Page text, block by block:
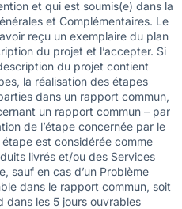
et qui est soumis(e) dans la
et Complémentaires. Le
reçu un exemplaire du plan
du projet et l’accepter. Si
du projet contient
la réalisation des étapes
dans un rapport commun,
un rapport commun – par
de l’étape concernée par le
étape est considérée comme
livrés et/ou des Services
sauf en cas d’un Problème
dans le rapport commun, soit
dans les 5 jours ouvrables